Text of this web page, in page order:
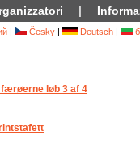
|
| Česky | Deutsch |
løb 3 af 4